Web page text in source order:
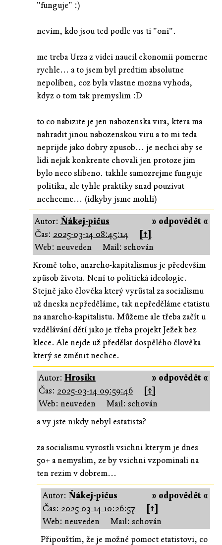
"funguje" :)
nevim, kdo jsou ted podle vas ti "oni".
me treba Urza z videi naucil ekonomii pomerne
rychle... a to jsem byl predtim absolutne
nepolíben, coz byla vlastne mozna vyhoda,
kdyz o tom tak premyslim :D
to co nabizite je jen nabozenska vira, ktera ma
nahradit jinou nabozenskou viru a to mi teda
neprijde jako dobry zpusob... je nechci aby se
lidi nejak konkrente chovali jen protoze jim
bylo neco slibeno. takhle samozrejme funguje
politika, ale tyhle praktiky snad pouzivat
nechceme... (idkyby jsme mohli)
» odpovědět «
Autor: Ňákej-pičus
Čas: 2025-03-14 08:45:14
[↑]
Web: neuveden
Mail: schován
Kromě toho, anarcho-kapitalismus je především
způsob života. Není to politická ideologie.
Stejně jako člověka který vyrůstal za socialismu
už dneska nepředěláme, tak nepředěláme etatistu
na anarcho-kapitalistu. Můžeme ale třeba začít u
vzdělávání dětí jako je třeba projekt Ježek bez
klece. Ale nejde už předělat dospělého člověka
který se změnit nechce.
» odpovědět «
Autor: Hrosik1
Čas: 2025-03-14 09:59:46
[↑]
Web: neuveden
Mail: schován
a vy jste nikdy nebyl estatista?
za socialismu vyrostli vsichni kterym je dnes
50+ a nemyslim, ze by vsichni vzpominali na
ten rezim v dobrem...
» odpovědět «
Autor:Ňákej-pičus
Čas: 2025-03-14 10:26:57
[↑]
Web: neuveden
Mail: schován
Připouštím, že je možné pomoct etatistovi, co